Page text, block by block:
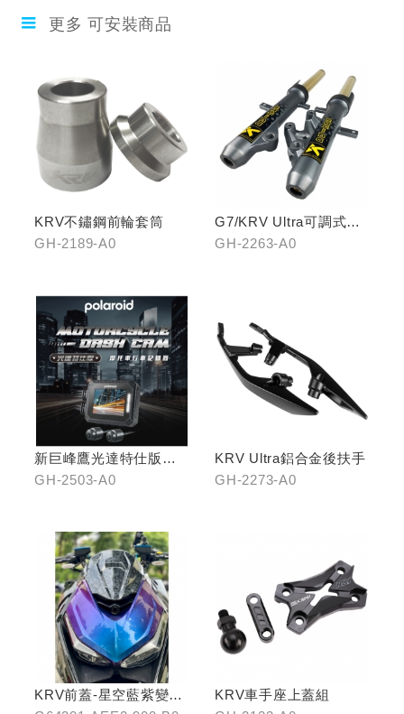
更多 可安裝商品
KRV不鏽鋼前輪套筒
GH-2189-A0
G7/KRV Ultra可調式倒
立機構前叉組
GH-2263-A0
新巨峰鷹光達特仕版行
車紀錄器
GH-2503-A0
KRV Ultra鋁合金後扶手
GH-2273-A0
KRV前蓋-星空藍紫變色
KRV車手座上蓋組